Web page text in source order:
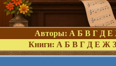
Авторы: А Б В Г Д Е
Книги: А Б В Г Д Е Ж З